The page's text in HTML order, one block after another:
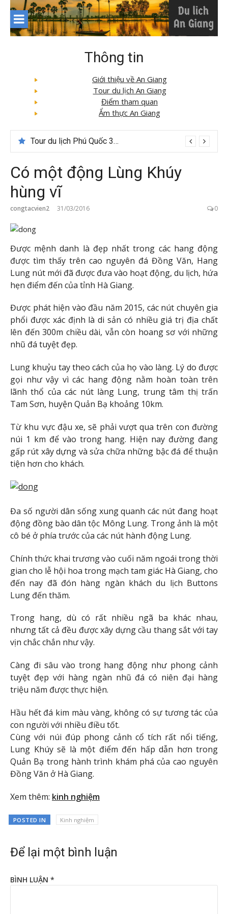
Skip
content
Thông tin
Giới thiệu về An Giang
Tour du lịch An Giang
Điểm tham quan
Ẩm thực An Giang
Tour du lịch Phú Quốc 3N3D: Hành trình khám phá đảo Ngọc
Có một động Lùng Khúy
hùng vĩ
congtacvien2 31/03/2016 0
Được mệnh danh là đẹp nhất trong các hang động
được tìm thấy trên cao nguyên đá Đồng Văn, Hang
Lung nút mới đã được đưa vào hoạt động, du lịch, hứa
hẹn điểm đến của tỉnh Hà Giang.
Được phát hiện vào đầu năm 2015, các nút chuyên gia
phổi được xác định là di sản có nhiều giá trị địa chất
lên đến 300m chiều dài, vẫn còn hoang sơ với những
nhũ đá tuyệt đẹp.
Lung khuỷu tay theo cách của họ vào làng. Lý do được
gọi như vậy vì các hang động nằm hoàn toàn trên
lãnh thổ của các nút làng Lung, trung tâm thị trấn
Tam Sơn, huyện Quản Bạ khoảng 10km.
Từ khu vực đậu xe, sẽ phải vượt qua trên con đường
núi 1 km để vào trong hang. Hiện nay đường đang
gấp rút xây dựng và sửa chữa những bậc đá để thuận
tiện hơn cho khách.
Đa số người dân sống xung quanh các nút đang hoạt
động đồng bào dân tộc Mông Lung. Trong ảnh là một
cô bé ở phía trước của các nút hành động Lung.
Chính thức khai trương vào cuối năm ngoái trong thời
gian cho lễ hội hoa trong mạch tam giác Hà Giang, cho
đến nay đã đón hàng ngàn khách du lịch Buttons
Lung đến thăm.
Trong hang, dù có rất nhiều ngã ba khác nhau,
nhưng tất cả đều được xây dựng cầu thang sắt với tay
vịn chắc chắn như vậy.
Càng đi sâu vào trong hang động như phong cảnh
tuyệt đẹp với hàng ngàn nhũ đá có niên đại hàng
triệu năm được thực hiện.
Hầu hết đá kim màu vàng, không có sự tương tác của
con người với nhiều điều tốt.
Cùng với núi đúp phong cảnh cổ tích rất nổi tiếng,
Lung Khúy sẽ là một điểm đến hấp dẫn hơn trong
Quản Bạ trong hành trình khám phá của cao nguyên
Đồng Văn ở Hà Giang.
Xem thêm: kinh nghiệm
POSTED IN Kinh nghiệm
Để lại một bình luận
BÌNH LUẬN *